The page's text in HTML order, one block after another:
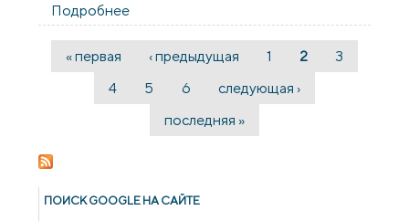
Подробнее
епархии принял участие в заседании
координационного совета в
Гродненском областном комитете
природных ресурсов
Страницы
« первая ‹ предыдущая 1 2
3
4
5 6
следующая ›
последняя »
ПОИСК GOОGLE НА САЙТЕ